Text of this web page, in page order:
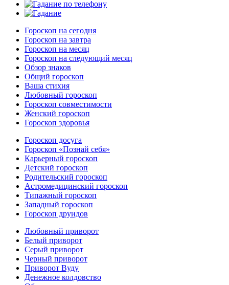
Гороскоп на сегодня
Гороскоп на завтра
Гороскоп на месяц
Гороскоп на следующий месяц
Обзор знаков
Общий гороскоп
Ваша стихия
Любовный гороскоп
Гороскоп совместимости
Женский гороскоп
Гороскоп здоровья
Гороскоп досуга
Гороскоп «Познай себя»
Карьерный гороскоп
Детский гороскоп
Родительский гороскоп
Астромедицинский гороскоп
Типажный гороскоп
Западный гороскоп
Гороскоп друидов
Любовный приворот
Белый приворот
Серый приворот
Черный приворот
Приворот Вуду
Денежное колдовство